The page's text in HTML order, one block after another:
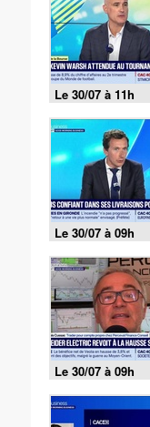
Le 30/07 à 11h
Le 30/07 à 09h
Le 30/07 à 09h